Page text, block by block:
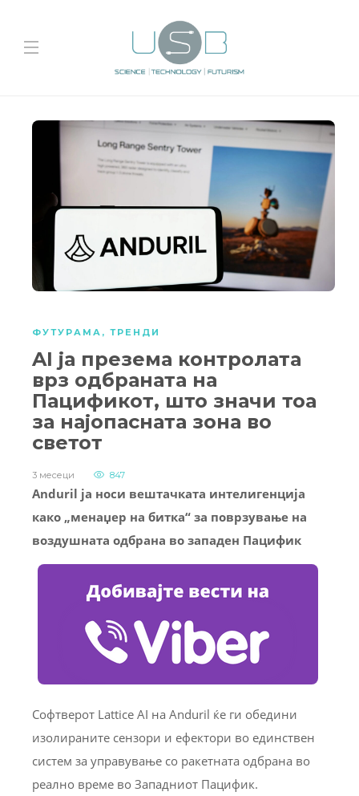
ФУТУРАМА , ТРЕНДИ
AI ја презема контролата
врз одбраната на
Пацификот, што значи тоа
за најопасната зона во
светот
3 месеци 847
Anduril ја носи вештачката интелигенција
како „менаџер на битка“ за поврзување на
воздушната одбрана во западен Пацифик
Софтверот Lattice AI на Anduril ќе ги обедини
изолираните сензори и ефектори во единствен
систем за управување со ракетната одбрана во
реално време во Западниот Пацифик.